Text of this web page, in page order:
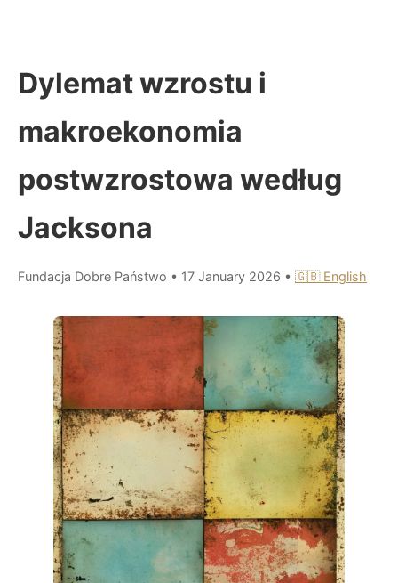
Dylemat wzrostu i
makroekonomia
postwzrostowa według
Jacksona
Fundacja Dobre Państwo • 17 January 2026 • 🇬🇧 English